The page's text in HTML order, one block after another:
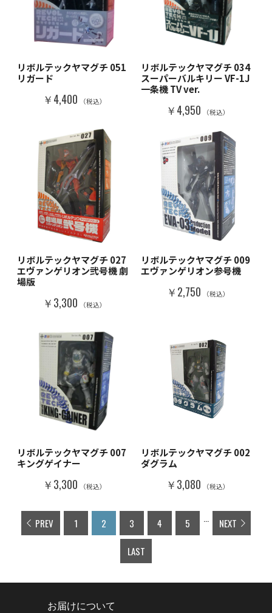
リボルテックヤマグチ 051
リガード
￥4,400 （税込）
リボルテックヤマグチ 034
スーパーバルキリー VF-1J
一条機 TV ver.
￥4,950 （税込）
リボルテックヤマグチ 027
エヴァンゲリオン弐号機 劇
場版
￥3,300 （税込）
リボルテックヤマグチ 009
エヴァンゲリオン参号機
￥2,750 （税込）
リボルテックヤマグチ 007
キングゲイナー
￥3,300 （税込）
リボルテックヤマグチ 002
ダグラム
￥3,080 （税込）
PREV 1 2 3 4 5 ... NEXT
LAST
お届けについて